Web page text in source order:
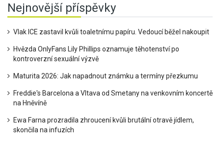
Nejnovější příspěvky
Vlak ICE zastavil kvůli toaletnímu papíru. Vedoucí běžel nakoupit
Hvězda OnlyFans Lily Phillips oznamuje těhotenství po
kontroverzní sexuální výzvě
Maturita 2026: Jak napadnout známku a termíny přezkumu
Freddie's Barcelona a Vltava od Smetany na venkovním koncertě
na Hněvíně
Ewa Farna prozradila zhroucení kvůli brutální otravě jídlem,
skončila na infuzích